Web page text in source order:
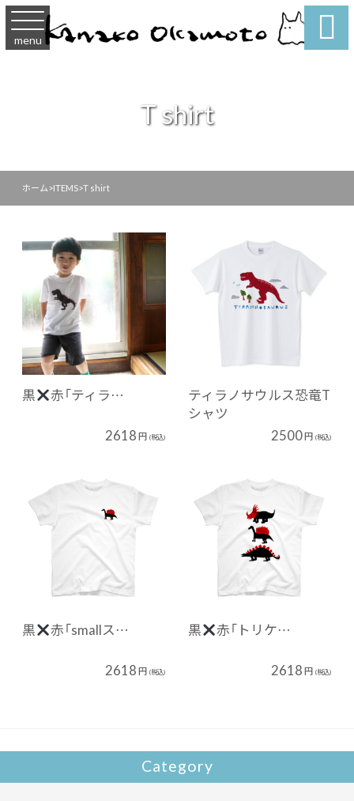
menu 
T shirt
ホーム>ITEMS>T shirt
黒 赤「ティラ…
2618 円 (税込)
ティラノサウルス恐竜T
シャツ
2500円 (税込)
黒 赤「smallス…
2618 円 (税込)
黒 赤「トリケ…
2618円 (税込)
Category